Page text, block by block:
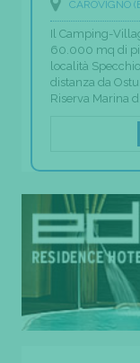
CAROVIGNO
Il Camping-
60.000 mq di
località
distanza da
Riserva Marina